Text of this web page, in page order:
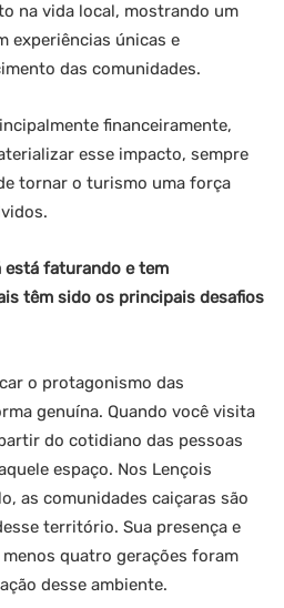
na vida local, mostrando um
experiências únicas e
das comunidades.
financeiramente,
esse impacto, sempre
tornar o turismo uma força
está faturando e tem
têm sido os principais desafios
o protagonismo das
genuína. Quando você visita
do cotidiano das pessoas
espaço. Nos Lençois
as comunidades caiçaras são
território. Sua presença e
quatro gerações foram
desse ambiente.